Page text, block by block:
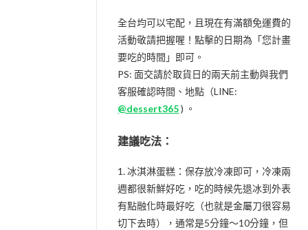
全台均可以宅配，且現在有滿額免運費的
活動敬請把握喔！點擊的日期為「您計畫
要吃的時間」即可。
PS: 面交請於取貨日的兩天前主動與我們
客服確認時間、地點（LINE:
@dessert365) 。
建議吃法：
1. 冰淇淋蛋糕：保存放冷凍即可，冷凍兩
週都很新鮮好吃，吃的時候先退冰到外表
有點融化時最好吃（也就是金屬刀很容易
切下去時），通常是5分鐘～10分鐘，但